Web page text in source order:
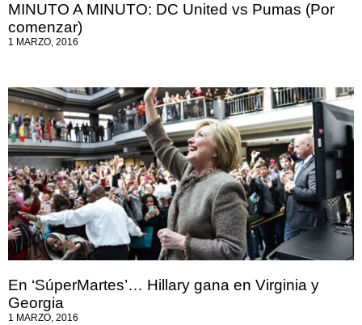
MINUTO A MINUTO: DC United vs Pumas (Por
comenzar)
1 MARZO, 2016
En ‘SúperMartes’… Hillary gana en Virginia y
Georgia
1 MARZO, 2016